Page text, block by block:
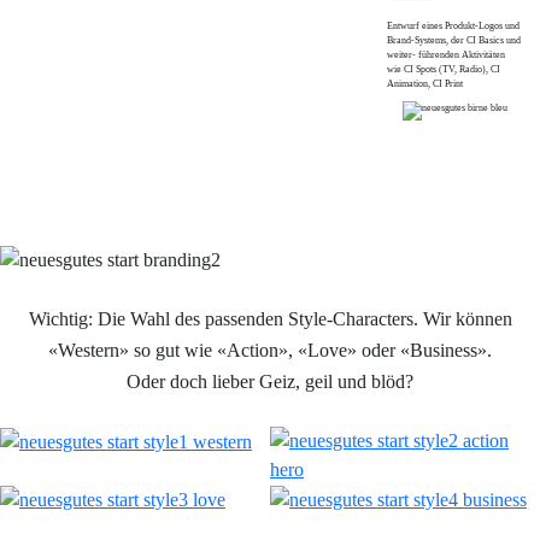
Entwurf eines Produkt-Logos und
Brand-Systems, der CI Basics und
weiter- führenden Aktivitäten
wie CI Spots (TV, Radio), CI
Animation, CI Print
Wichtig: Die Wahl des passenden Style-Characters. Wir können
«Western» so gut wie «Action», «Love» oder «Business».
Oder doch lieber Geiz, geil und blöd?